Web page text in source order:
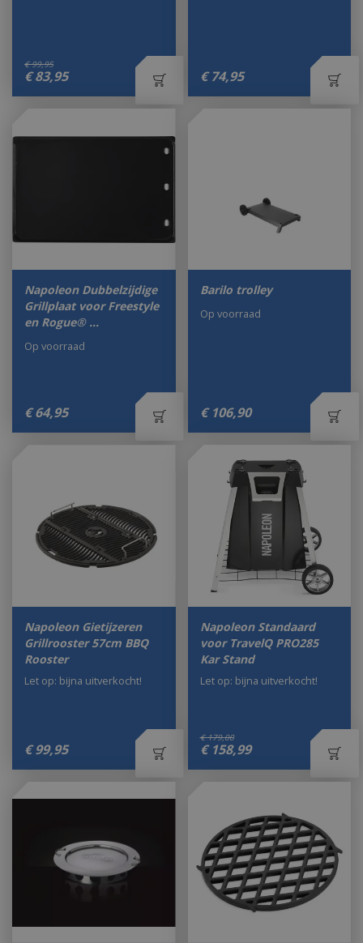
€ 99,95
€ 83,95 € 74,95
Napoleon Dubbelzijdige
Grillplaat voor Freestyle
en Rogue® …
€ 64,95
Op voorraad
Barilo trolley
€ 106,90
Op voorraad
Napoleon Gietijzeren
Grillrooster 57cm BBQ
Rooster
€ 99,95
Let op: bijna uitverkocht!
Napoleon Standaard
voor TravelQ PRO285
Kar Stand
€ 179,00
€ 158,99
Let op: bijna uitverkocht!